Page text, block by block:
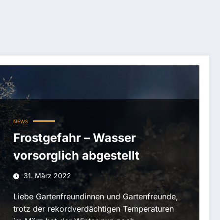
NEWS
Frostgefahr – Wasser
vorsorglich abgestellt
31. März 2022
Liebe Gartenfreundinnen und Gartenfreunde,
trotz der rekordverdächtigen Temperaturen